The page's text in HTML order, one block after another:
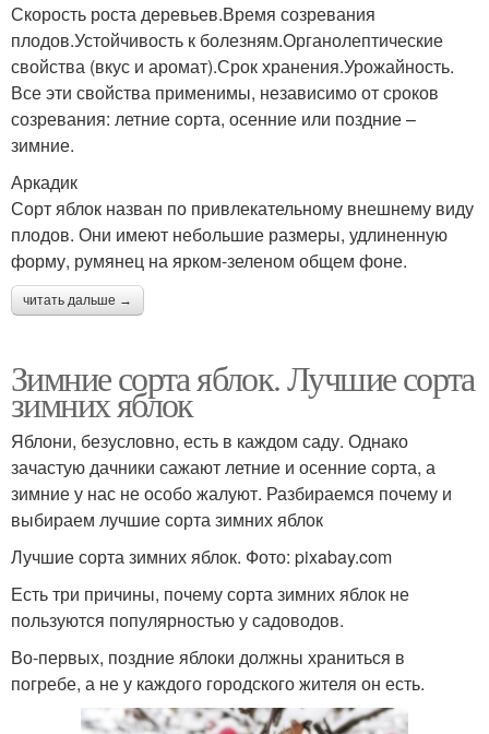
Скорость роста деревьев.Время созревания
плодов.Устойчивость к болезням.Органолептические
свойства (вкус и аромат).Срок хранения.Урожайность.
Все эти свойства применимы, независимо от сроков
созревания: летние сорта, осенние или поздние –
зимние.
Аркадик
Сорт яблок назван по привлекательному внешнему виду
плодов. Они имеют небольшие размеры, удлиненную
форму, румянец на ярком-зеленом общем фоне.
читать дальше →
Зимние сорта яблок. Лучшие сорта
зимних яблок
Яблони, безусловно, есть в каждом саду. Однако
зачастую дачники сажают летние и осенние сорта, а
зимние у нас не особо жалуют. Разбираемся почему и
выбираем лучшие сорта зимних яблок
Лучшие сорта зимних яблок. Фото: pixabay.com
Есть три причины, почему сорта зимних яблок не
пользуются популярностью у садоводов.
Во-первых, поздние яблоки должны храниться в
погребе, а не у каждого городского жителя он есть.